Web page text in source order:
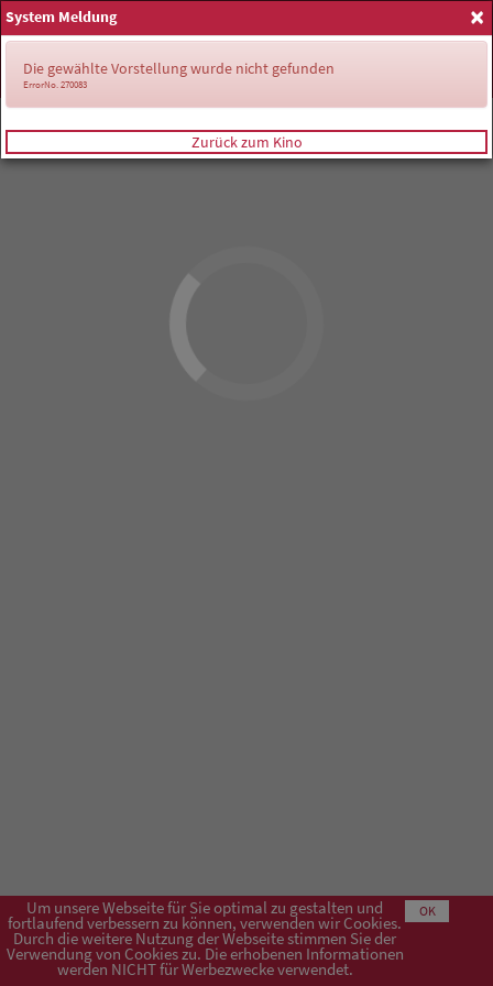
Anmelden
Um unsere Webseite für Sie optimal zu gestalten und
fortlaufend verbessern zu können, verwenden wir Cookies.
Durch die weitere Nutzung der Webseite stimmen Sie der
Verwendung von Cookies zu. Die erhobenen Informationen
werden NICHT für Werbezwecke verwendet.
OK
×
System Meldung
Die gewählte Vorstellung wurde nicht gefunden
ErrorNo. 270083
Zurück zum Kino
Impressum AGB Datenschutzerklärung